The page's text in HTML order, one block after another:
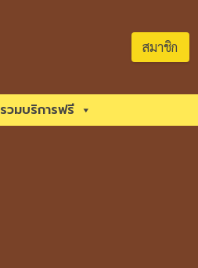
สมาชิก
รวมบริการฟรี